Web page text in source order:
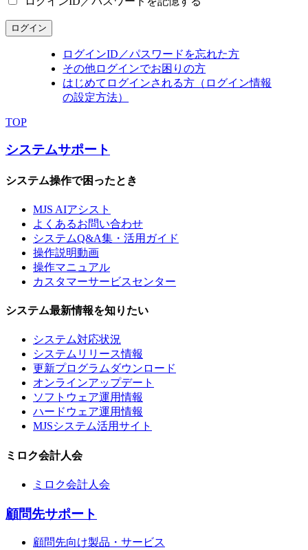
ログイン
ログインID／パスワードを忘れた方
その他ログインでお困りの方
はじめてログインされる方（ログイン情報
の設定方法）
TOP
システムサポート
システム操作で困ったとき
MJS AIアシスト
よくあるお問い合わせ
システムQ&A集・活用ガイド
操作説明動画
操作マニュアル
カスタマーサービスセンター
システム最新情報を知りたい
システム対応状況
システムリリース情報
更新プログラムダウンロード
オンラインアップデート
ソフトウェア運用情報
ハードウェア運用情報
MJSシステム活用サイト
ミロク会計人会
ミロク会計人会
顧問先サポート
顧問先向け製品・サービス